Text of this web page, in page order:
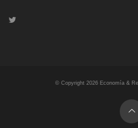
© Copyright 2026Economía &